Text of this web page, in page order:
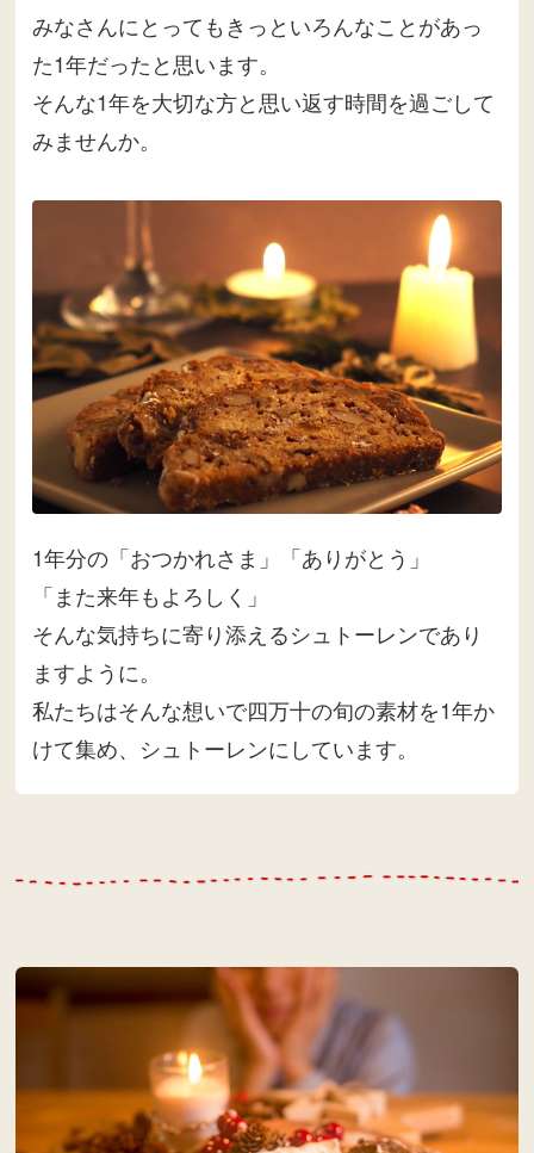
みなさんにとってもきっといろんなことがあっ
た1年だったと思います。
そんな1年を大切な方と思い返す時間を過ごして
みませんか。
1年分の「おつかれさま」「ありがとう」
「また来年もよろしく」
そんな気持ちに寄り添えるシュトーレンであり
ますように。
私たちはそんな想いで四万十の旬の素材を1年か
けて集め、シュトーレンにしています。